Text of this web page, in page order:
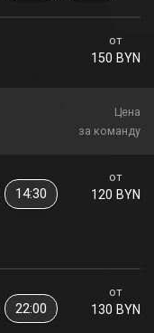
от
150 BYN
Цена
за команду
от
120 BYN
14:30
от
130 BYN
22:00